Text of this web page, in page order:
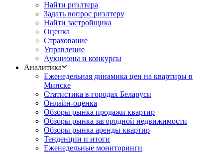
Найти риэлтера
Задать вопрос риэлтеру
Найти застройщика
Оценка
Страхование
Управление
Аукционы и конкурсы
Аналитика
Еженедельная динамика цен на квартиры в
Минске
Статистика в городах Беларуси
Онлайн-оценка
Обзоры рынка продажи квартир
Обзоры рынка загородной недвижимости
Обзоры рынка аренды квартир
Тенденции и итоги
Еженедельные мониторинги